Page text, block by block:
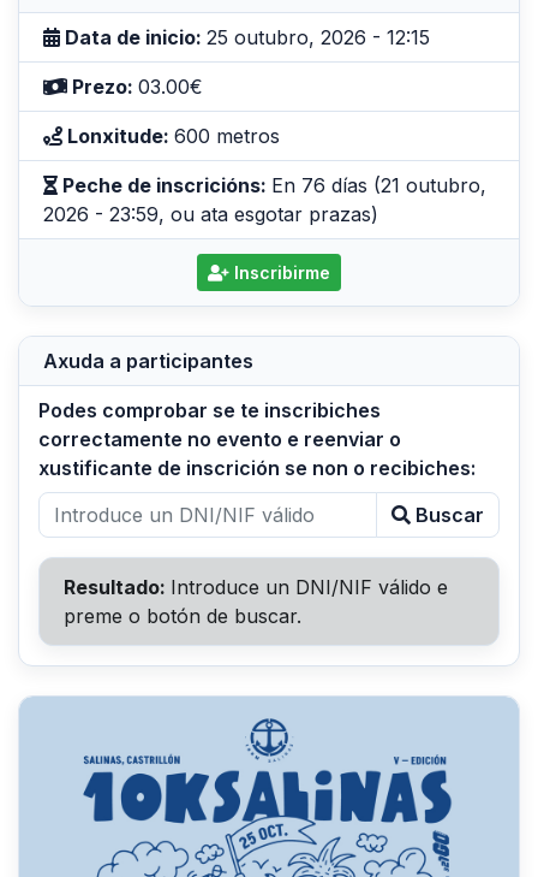
Data de inicio: 25 outubro, 2026 - 12:15
Prezo: 03.00€
Lonxitude: 600 metros
Peche de inscricións: En 76 días (21 outubro,
2026 - 23:59, ou ata esgotar prazas)
Inscribirme
Axuda a participantes
Podes comprobar se te inscribiches
correctamente no evento e reenviar o
xustificante de inscrición se non o recibiches:
Buscar
Resultado: Introduce un DNI/NIF válido e
preme o botón de buscar.